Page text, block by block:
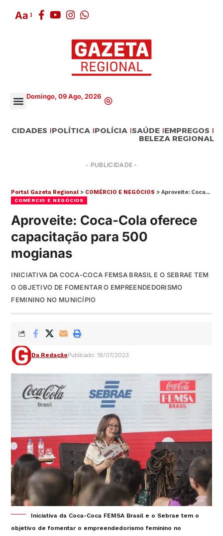
Aa
Domingo, 09 Ago, 2026
CIDADES POLÍTICA POLÍCIA SAÚDE EMPREGOS
BELEZA REGIONAL
- PUBLICIDADE -
Portal Gazeta Regional > COMÉRCIO E NEGÓCIOS >Aproveite: Coca-Cola oferece capacitação para 500 mogianas
COMÉRCIO E NEGÓCIOS
Aproveite: Coca-Cola oferece
capacitação para 500
mogianas
INICIATIVA DA COCA-COCA FEMSA BRASIL E O SEBRAE TEM
O OBJETIVO DE FOMENTAR O EMPREENDEDORISMO
FEMININO NO MUNICÍPIO
Da RedaçãoPublicado: 18/07/2023
Iniciativa da Coca-Coca FEMSA Brasil e o Sebrae tem o
objetivo de fomentar o empreendedorismo feminino no